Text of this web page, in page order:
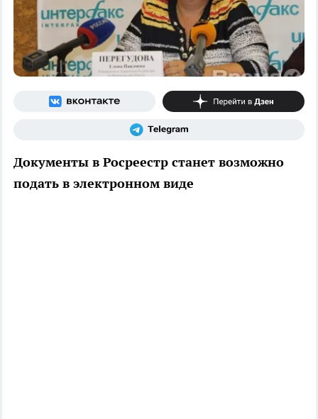
Документы в Росреестр станет возможно
подать в электронном виде